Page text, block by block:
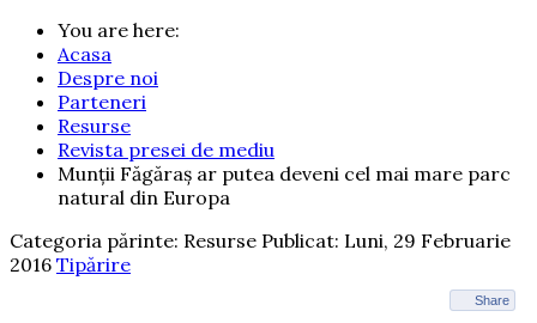
You are here:
Acasa
Despre noi
Parteneri
Resurse
Revista presei de mediu
Munţii Făgăraş ar putea deveni cel mai mare parc
natural din Europa
Categoria părinte: Resurse Publicat: Luni, 29 Februarie
2016 Tipărire
Share